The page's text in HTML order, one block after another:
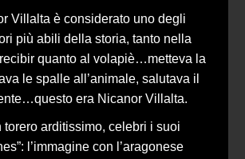
Villalta è considerato uno degli
più abili della storia, tanto nella
quanto al volapiè…metteva la
le spalle all’animale, salutava il
era Nicanor Villalta.
torero arditissimo, celebri i suoi
l’immagine con l’aragonese